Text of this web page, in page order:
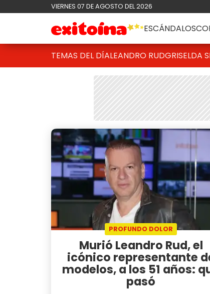
VIERNES 07 DE AGOSTO DEL 2026
ESCÁNDALOS
TEMAS DEL DÍALEANDRO RUDGRISELDA
PROFUNDO DOLOR
Murió Leandro Rud, el
icónico representante
modelos, a los 51 años:
pasó